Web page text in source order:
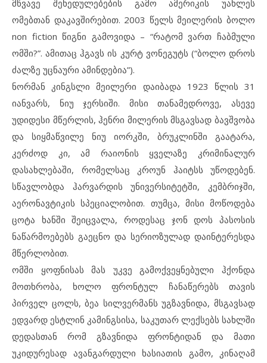
მწვავე შეხედულებების გამო ამერიკის უახლეს
ომებთან დაკავშირებით. 2003 წელს მეილერის ბოლო
non fiction წიგნი გამოვიდა – “რატომ ვართ ჩაბმული
ომში?”. ამითაც ჰგავს ის კურტ ვონეგუტს (“ბოლო დროს
ძალზე უცნაური ამინდებია”).
ნორმან კინგსლი მეილერი დაიბადა 1923 წლის 31
იანვარს, ნიუ ჯერსიში. მისი თანამედროვე, ასევე
უდიდესი მწერლის, ჰენრი მილერის მსგავსად ბავშვობა
და სიყმაწვილე ნიუ იორკში, ბრუკლინში გაატარა,
კერძოდ კი, ამ რაიონის ყველაზე კრიმინალურ
დასახლებაში, რომელსაც კროუნ ჰაიტსს უწოდებენ.
სწავლობდა ჰარვარდის უნივერსიტეტში, კემბრიჯში,
აერონავტიკის სპეციალობით. თუმცა, მისი მოწოდება
ცოტა ხანში შეიცვალა, როდესაც ჯონ დოს პასოსის
ნაწარმოებებს გაეცნო და სერიოზულად დაინტერესდა
მწერლობით.
ომში ყოფნისას მას უკვე გამოქვეყნებული ჰქონდა
მოთხრობა, ხოლო ფრონტულ ჩანაწერებს თავის
პირველ ცოლს, ბეა სილვერმანს უგზავნიდა, მსგავსად
ედვარდ ესტლინ კამინგსისა, საკუთარ ლექსებს სახლში
დედასთან რომ გზავნიდა ფრონტიდან და მათი
უკიდურესად ავანგარდული ხასიათის გამო, კინაღამ